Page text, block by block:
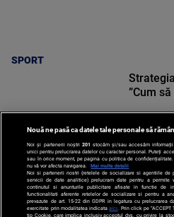
SPORT
SPORT
”Cum
Nouă ne pasă ca datele tale personale să
Noi și partenerii noștri 201 stocăm și/sau accesăm
unici pentru prelucrarea datelor cu caracter personal. Puteți
sau în orice moment, pe pagina cu politica de
nu vă vor afecta navigarea.
Mai multe detalii
Noi si partenerii nostri (retelele de socializare si agentiile de
servicii de date analitice) prelucram date pentru a permite
continutul si anunturile publicitare afisate in functie de
functionalitati aferente retelelor de socializare si pentru a
prevazute de art. 15-22 din GDPR in legatura cu prelucrarea
exercitate prin modalitatea indicataaici . Prin click pe
tip Cookie, care implica inclusiv acceptul dvs. cu privire la